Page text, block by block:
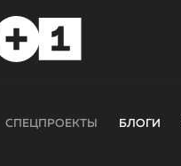
СПЕЦПРОЕКТЫ БЛОГИ